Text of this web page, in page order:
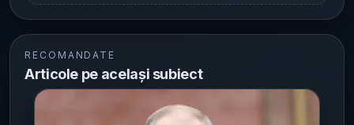
RECOMANDATE
Articole pe același subiect